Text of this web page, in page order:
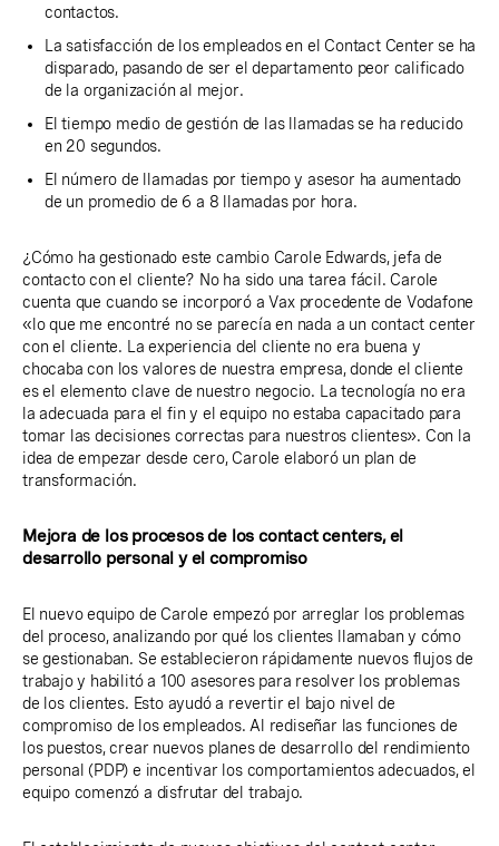
contactos.
La satisfacción de los empleados en el Contact Center se ha
disparado, pasando de ser el departamento peor calificado
de la organización al mejor.
El tiempo medio de gestión de las llamadas se ha reducido
en 20 segundos.
El número de llamadas por tiempo y asesor ha aumentado
de un promedio de 6 a 8 llamadas por hora.
¿Cómo ha gestionado este cambio Carole Edwards, jefa de
contacto con el cliente? No ha sido una tarea fácil. Carole
cuenta que cuando se incorporó a Vax procedente de Vodafone
«lo que me encontré no se parecía en nada a un contact center
con el cliente. La experiencia del cliente no era buena y
chocaba con los valores de nuestra empresa, donde el cliente
es el elemento clave de nuestro negocio. La tecnología no era
la adecuada para el fin y el equipo no estaba capacitado para
tomar las decisiones correctas para nuestros clientes». Con la
idea de empezar desde cero, Carole elaboró un plan de
transformación.
Mejora de los procesos de los contact centers, el
desarrollo personal y el compromiso
El nuevo equipo de Carole empezó por arreglar los problemas
del proceso, analizando por qué los clientes llamaban y cómo
se gestionaban. Se establecieron rápidamente nuevos flujos de
trabajo y habilitó a 100 asesores para resolver los problemas
de los clientes. Esto ayudó a revertir el bajo nivel de
compromiso de los empleados. Al rediseñar las funciones de
los puestos, crear nuevos planes de desarrollo del rendimiento
personal (PDP) e incentivar los comportamientos adecuados, el
equipo comenzó a disfrutar del trabajo.